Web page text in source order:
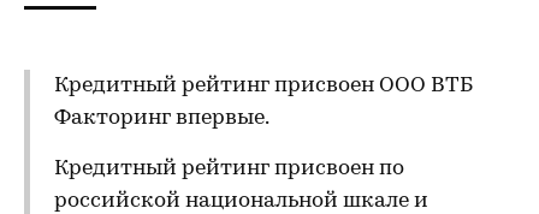
Кредитный рейтинг присвоен ООО ВТБ
Факторинг впервые.
Кредитный рейтинг присвоен по
российской национальной шкале и